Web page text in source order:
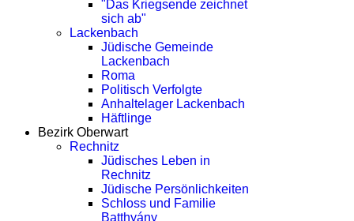
"Das Kriegsende zeichnet
sich ab"
Lackenbach
Jüdische Gemeinde
Lackenbach
Roma
Politisch Verfolgte
Anhaltelager Lackenbach
Häftlinge
Bezirk Oberwart
Rechnitz
Jüdisches Leben in
Rechnitz
Jüdische Persönlichkeiten
Schloss und Familie
Batthyány